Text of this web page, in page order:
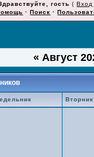
гость (Вход
·Поиск ·
« Август
Вторник